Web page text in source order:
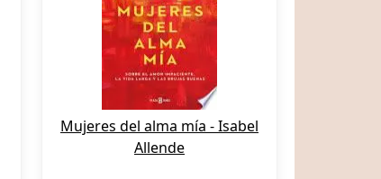
Mujeres del alma mía - Isabel
Allende